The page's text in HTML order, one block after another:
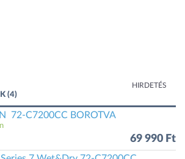
HIRDETÉS
(4)
72-C7200CC BOROTVA
69 990 Ft